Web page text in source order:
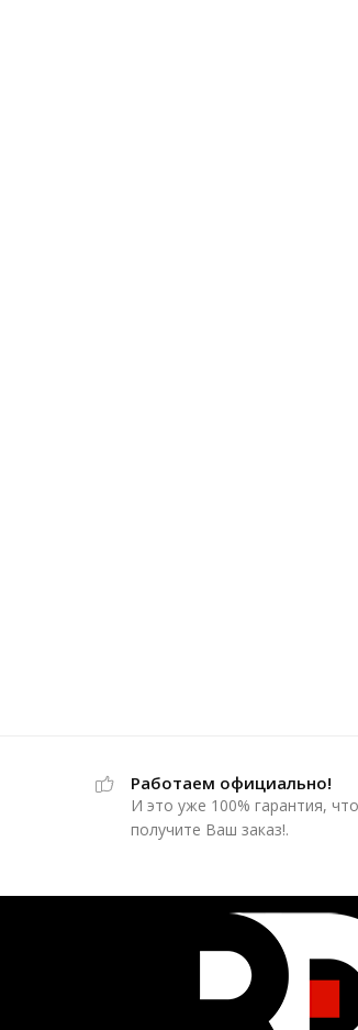
Работаем официально!
И это уже 100% гарантия,
получите Ваш заказ!.